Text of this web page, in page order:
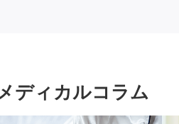
ディカルコラム